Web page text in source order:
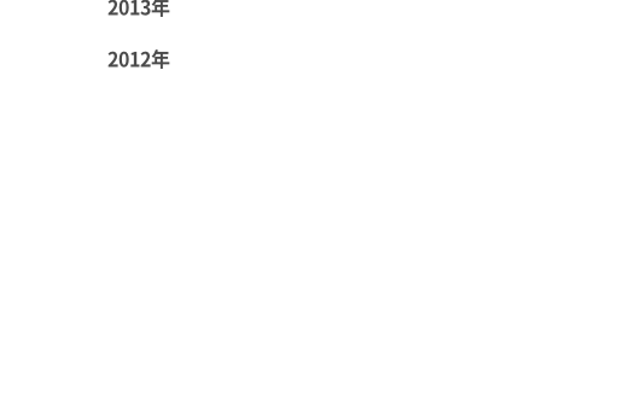
2013年
2012年